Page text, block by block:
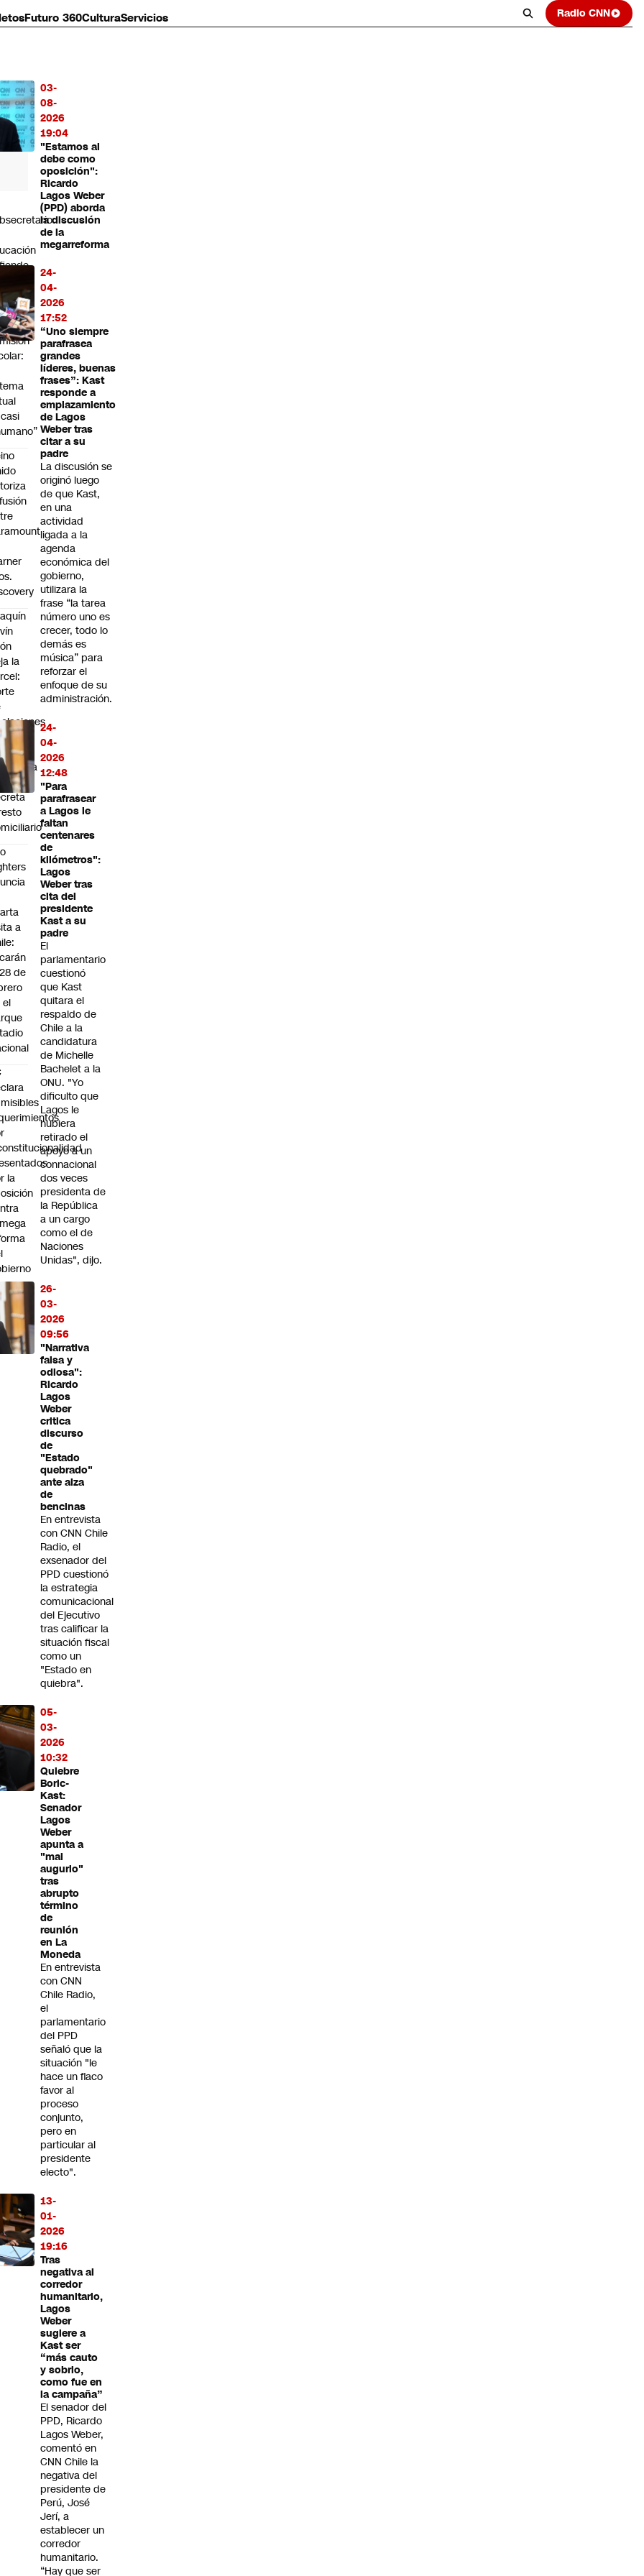
Futuro 360CulturaServicios Radio CNN
03-
08-
2026
19:04
"Estamos al
debe como
oposición":
Ricardo
Lagos Weber
(PPD) aborda
la discusión
de la
megarreforma
24-
04-
2026
17:52
“Uno siempre
parafrasea
grandes
líderes, buenas
frases”: Kast
responde a
emplazamiento
de Lagos
Weber tras
citar a su
padre
La discusión se
originó luego
de que Kast,
en una
actividad
ligada a la
agenda
económica del
gobierno,
utilizara la
frase “la tarea
número uno es
crecer, todo lo
demás es
música” para
reforzar el
enfoque de su
administración.
24-
04-
2026
12:48
"Para
parafrasear
a Lagos le
faltan
centenares
de
kilómetros":
Lagos
Weber tras
cita del
presidente
Kast a su
padre
El
parlamentario
cuestionó
que Kast
quitara el
respaldo de
Chile a la
candidatura
de Michelle
Bachelet a la
ONU. "Yo
dificulto que
Lagos le
hubiera
retirado el
apoyo a un
connacional
dos veces
presidenta de
la República
a un cargo
como el de
Naciones
Unidas", dijo.
26-
03-
2026
09:56
"Narrativa
falsa y
odiosa":
Ricardo
Lagos
Weber
critica
discurso
de
"Estado
quebrado"
ante alza
de
bencinas
En entrevista
con CNN Chile
Radio, el
exsenador del
PPD cuestionó
la estrategia
comunicacional
del Ejecutivo
tras calificar la
situación fiscal
como un
"Estado en
quiebra".
05-
03-
2026
10:32
Quiebre
Boric-
Kast:
Senador
Lagos
Weber
apunta a
"mal
augurio"
tras
abrupto
término
de
reunión
en La
Moneda
En entrevista
con CNN
Chile Radio,
el
parlamentario
del PPD
señaló que la
situación "le
hace un flaco
favor al
proceso
conjunto,
pero en
particular al
presidente
electo".
13-
01-
2026
19:16
Tras
negativa al
corredor
humanitario,
Lagos
Weber
sugiere a
Kast ser
“más cauto
y sobrio,
como fue en
la campaña”
El senador del
PPD, Ricardo
Lagos Weber,
comentó en
CNN Chile la
negativa del
presidente de
Perú, José
Jerí, a
establecer un
corredor
humanitario.
“Hay que ser
la
a
de
el
la